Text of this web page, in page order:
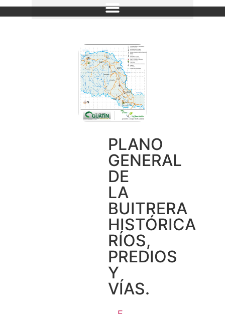
PLANO
GENERAL
DE
LA
BUITRERA
HISTÓRICA
RÍOS,
PREDIOS
Y
VÍAS.